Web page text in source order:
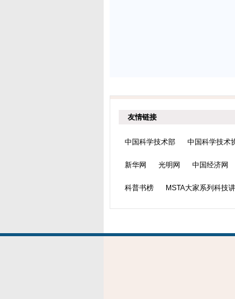
友情链接
中国科学技术部 中国科学技术
新华网 光明网 中国经济网
科普书榜 MSTA大家系列科技